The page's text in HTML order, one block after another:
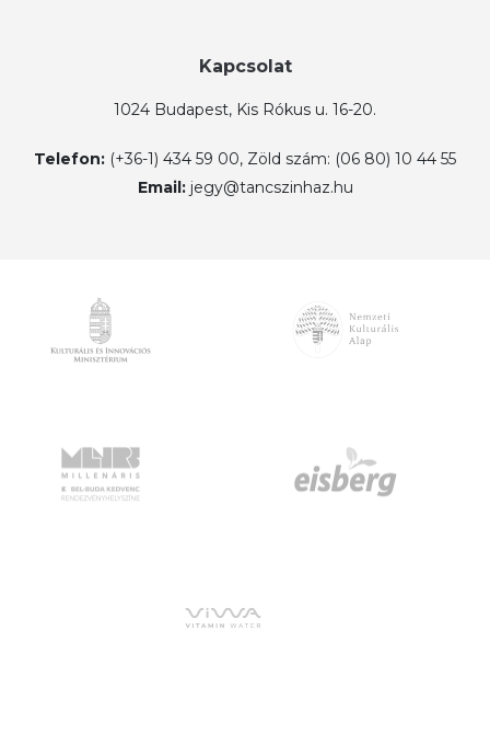
Kapcsolat
1024 Budapest, Kis Rókus u. 16-20.
Telefon: (+36-1) 434 59 00, Zöld szám: (06 80) 10 44 55
Email: jegy@tancszinhaz.hu